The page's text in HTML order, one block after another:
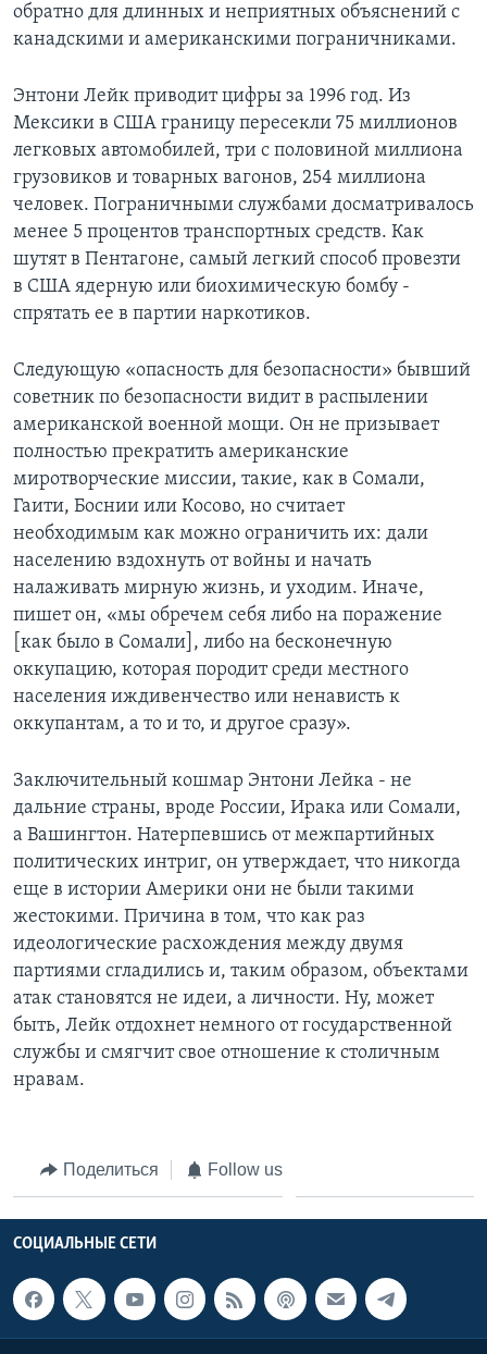
обратно для длинных и неприятных объяснений с
канадскими и американскими пограничниками.
Энтони Лейк приводит цифры за 1996 год. Из
Мексики в США границу пересекли 75 миллионов
легковых автомобилей, три с половиной миллиона
грузовиков и товарных вагонов, 254 миллиона
человек. Пограничными службами досматривалось
менее 5 процентов транспортных средств. Как
шутят в Пентагоне, самый легкий способ провезти
в США ядерную или биохимическую бомбу -
спрятать ее в партии наркотиков.
Следующую «опасность для безопасности» бывший
советник по безопасности видит в распылении
американской военной мощи. Он не призывает
полностью прекратить американские
миротворческие миссии, такие, как в Сомали,
Гаити, Боснии или Косово, но считает
необходимым как можно ограничить их: дали
населению вздохнуть от войны и начать
налаживать мирную жизнь, и уходим. Иначе,
пишет он, «мы обречем себя либо на поражение
[как было в Сомали], либо на бесконечную
оккупацию, которая породит среди местного
населения иждивенчество или ненависть к
оккупантам, а то и то, и другое сразу».
Заключительный кошмар Энтони Лейка - не
дальние страны, вроде России, Ирака или Сомали,
а Вашингтон. Натерпевшись от межпартийных
политических интриг, он утверждает, что никогда
еще в истории Америки они не были такими
жестокими. Причина в том, что как раз
идеологические расхождения между двумя
партиями сгладились и, таким образом, объектами
атак становятся не идеи, а личности. Ну, может
быть, Лейк отдохнет немного от государственной
службы и смягчит свое отношение к столичным
нравам.
Поделиться Follow us
СОЦИАЛЬНЫЕ СЕТИ